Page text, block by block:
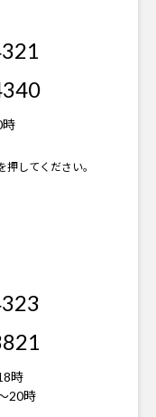
時
してください。
時
20時